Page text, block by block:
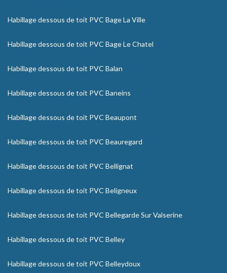
Habillage dessous de toit PVC Bage La Ville
Habillage dessous de toit PVC Bage Le Chatel
Habillage dessous de toit PVC Balan
Habillage dessous de toit PVC Baneins
Habillage dessous de toit PVC Beaupont
Habillage dessous de toit PVC Beauregard
Habillage dessous de toit PVC Bellignat
Habillage dessous de toit PVC Beligneux
Habillage dessous de toit PVC Bellegarde Sur Valserine
Habillage dessous de toit PVC Belley
Habillage dessous de toit PVC Belleydoux